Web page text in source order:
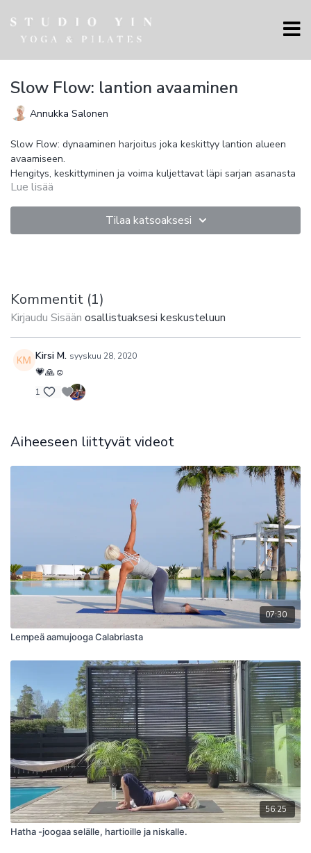
Slow Flow: lantion avaaminen
Annukka Salonen
Slow Flow: dynaaminen harjoitus joka keskittyy lantion alueen
avaamiseen.
Hengitys, keskittyminen ja voima kuljettavat läpi sarjan asanasta
toiseen kohti loppurentoutumista. Lantion alueen liikkuvuus
Myös ylävartalon voima kasvaa.
Katso kaikkijoogaa kotonaharjoitukset
Lue lisää
Tilaa katsoaksesi
Kommentit (1)
Kirjaudu Sisään osallistuaksesi keskusteluun
Kirsi M. syyskuu 28, 2020
💗🙏☺️
1
Aiheeseen liittyvät videot
07:30
Lempeä aamujooga Calabriasta
56:25
Hatha -joogaa selälle, hartioille ja niskalle.